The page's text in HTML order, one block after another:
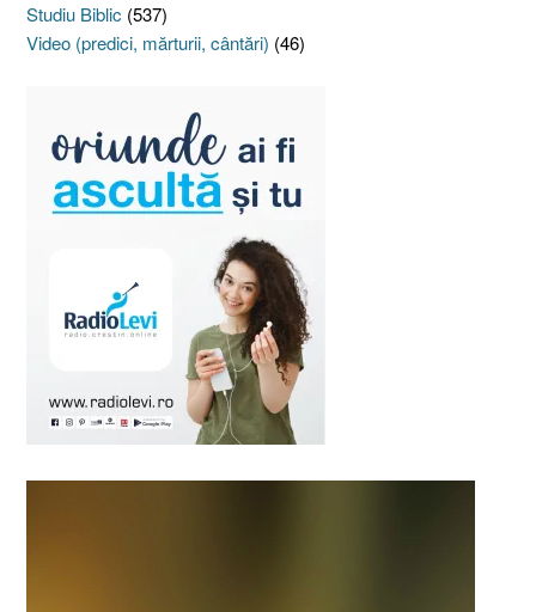
Studiu Biblic (537)
Video (predici, mărturii, cântări) (46)